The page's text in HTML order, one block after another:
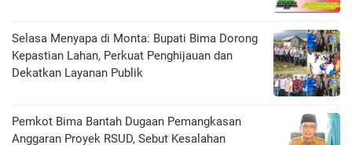
Selasa Menyapa di Monta: Bupati Bima Dorong
Kepastian Lahan, Perkuat Penghijauan dan
Dekatkan Layanan Publik
Pemkot Bima Bantah Dugaan Pemangkasan
Anggaran Proyek RSUD, Sebut Kesalahan